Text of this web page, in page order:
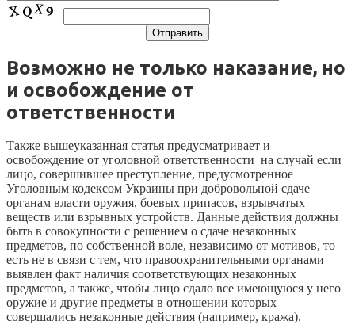
Возможно не только наказание, но
и освобождение от
ответственности
Также вышеуказанная статья предусматривает и
освобождение от уголовной ответственности на случай если
лицо, совершившее преступление, предусмотренное
Уголовным кодексом Украины при добровольной сдаче
органам власти оружия, боевых припасов, взрывчатых
веществ или взрывных устройств. Данные действия должны
быть в совокупности с решением о сдаче незаконных
предметов, по собственной воле, независимо от мотивов, то
есть не в связи с тем, что правоохранительными органами
выявлен факт наличия соответствующих незаконных
предметов, а также, чтобы лицо сдало все имеющуюся у него
оружие и другие предметы в отношении которых
совершались незаконные действия (например, кража).